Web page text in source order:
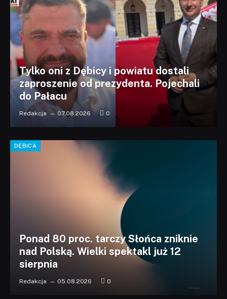
Tylko oni z Dębicy i powiatu dostali
zaproszenie od prezydenta. Pojechali
do Pałacu
Redakcja 07.08.2026 0
DĘBICA
Ponad 80 proc. tarczy Słońca zniknie
nad Polską. Wielki spektakl już 12
sierpnia
Redakcja 05.08.2026 0